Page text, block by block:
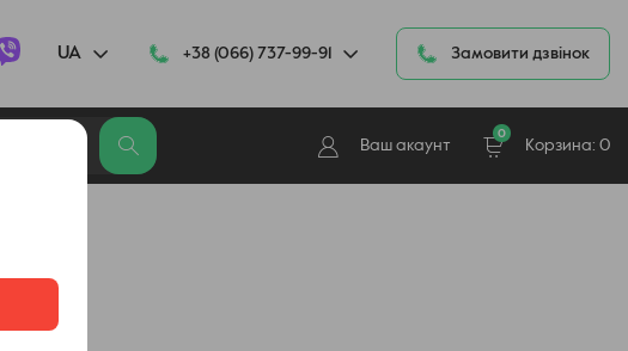
UA +38 (066) 737-99-91 Замовити дзвінок
Ваш акаунт
0
Корзина: 0